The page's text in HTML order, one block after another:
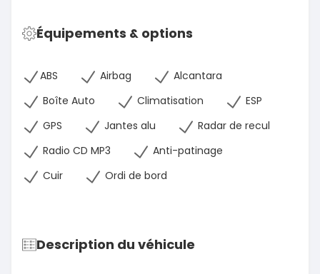
Équipements & options
ABS Airbag
Alcantara
Boîte Auto
Climatisation
ESP
GPS
Jantes alu
Radar de recul
Radio CD MP3
Anti-patinage
Cuir
Ordi de bord
Description du véhicule